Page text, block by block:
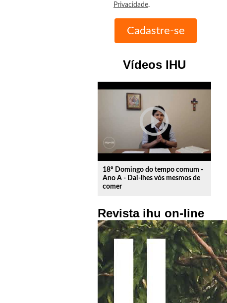
Privacidade.
Vídeos IHU
play_circle_outline
18º Domingo do tempo comum -
Ano A - Dai-lhes vós mesmos de
comer
Revista ihu on-line